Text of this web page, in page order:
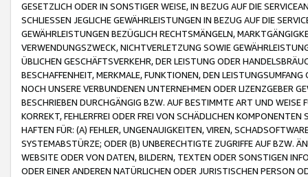
GESETZLICH ODER IN SONSTIGER WEISE, IN BEZUG AUF DIE
SCHLIESSEN JEGLICHE GEWÄHRLEISTUNGEN IN BEZUG AUF DIE
GEWÄHRLEISTUNGEN BEZÜGLICH RECHTSMÄNGELN,
VERWENDUNGSZWECK, NICHTVERLETZUNG SOWIE
ÜBLICHEN GESCHÄFTSVERKEHR, DER LEISTUNG ODER
BESCHAFFENHEIT, MERKMALE, FUNKTIONEN, DEN
NOCH UNSERE VERBUNDENEN UNTERNEHMEN ODER LIZENZGEBER
BESCHRIEBEN DURCHGÄNGIG BZW. AUF BESTIMMTE ART UND
KORREKT, FEHLERFREI ODER FREI VON SCHÄDLICHEN
HAFTEN FÜR: (A) FEHLER, UNGENAUIGKEITEN, VIREN,
SYSTEMABSTÜRZE; ODER (B) UNBERECHTIGTE ZUGRIFFE AUF BZW.
WEBSITE ODER VON DATEN, BILDERN, TEXTEN ODER SONSTIGEN
ODER EINER ANDEREN NATÜRLICHEN ODER JURISTISCHEN PERSON